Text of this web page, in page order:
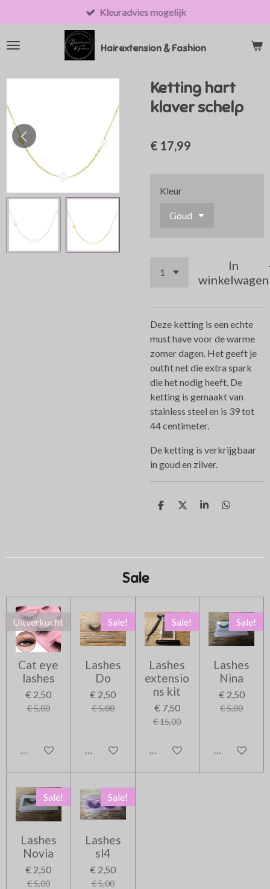
direct
naar
Hairextension & Fashion
Kleuradvies mogelijk
Ketting hart
klaver schelp
€ 17,99
Kleur
In
winkelwagen
Deze ketting is een echte
must have voor de warme
zomer dagen. Het geeft je
outfit net die extra spark
die het nodig heeft. De
ketting is gemaakt van
stainless steel en is 39 tot
44 centimeter.
De ketting is verkrijgbaar
in goud en zilver.
D
D
S
D
Sale
Uitverkocht
Cat eye
lashes
€ 2,50
€ 5,00
Uitverkocht
Sale!
Lashes
Do
€ 2,50
€ 5,00
In winkelwagen
Sale!
Lashes
extensio
ns kit
€ 7,50
€ 15,00
In winkelwagen
Sale!
Lashes
Nina
€ 2,50
€ 5,00
In
Sale!
Lashes
Novia
€ 2,50
€ 5,00
Sale!
Lashes
sl4
€ 2,50
€ 5,00